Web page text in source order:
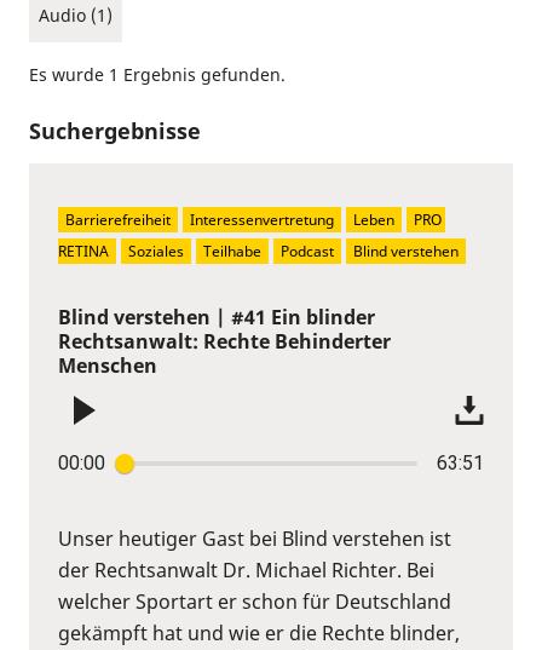
Audio (1)
Es wurde 1 Ergebnis gefunden.
Suchergebnisse
Blind verstehen | #41 Ein blinder
Rechtsanwalt: Rechte Behinderter
Menschen
00:00 63:51
Unser heutiger Gast bei Blind verstehen ist
der Rechtsanwalt Dr. Michael Richter. Bei
welcher Sportart er schon für Deutschland
gekämpft hat und wie er die Rechte blinder,
Barrierefreiheit Interessenvertretung Leben
PRO
RETINA
Soziales Teilhabe Podcast Blind verstehen